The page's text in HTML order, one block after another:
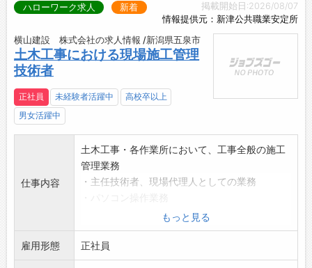
掲載開始日:2026/08/07
情報提供元：新津公共職業安定所
ハローワーク求人 新着
横山建設 株式会社の求人情報 /新潟県五泉市
土木工事における現場施工管理
技術者
正社員 未経験者活躍中
高校卒以上
男女活躍中
仕事内容
土木工事・各作業所において、工事全般の施工
管理業務
・主任技術者、現場代理人としての業務
*現場は主に五泉市内および近郊となります。
*使用する車両はマイカー借上げとなります。
変更範囲:変更なし
もっと見る
雇用形態 正社員